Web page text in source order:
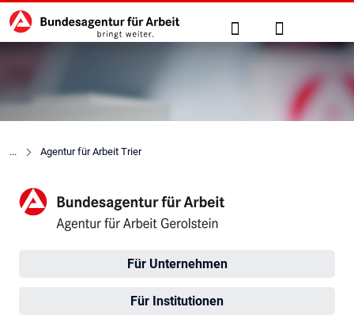
zu den Hauptinhalten springen
Hauptnavigation Suche Anmelden
Agentur für Arbeit Trier
Agentur für Arbeit
Für Unternehmen
Für Institutionen